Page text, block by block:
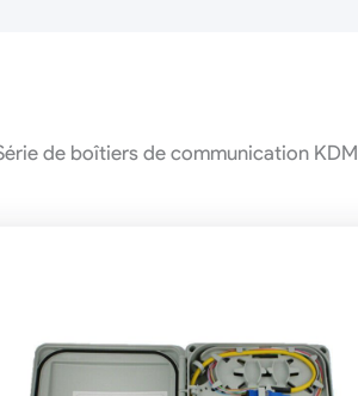
de boîtiers de communication KDM